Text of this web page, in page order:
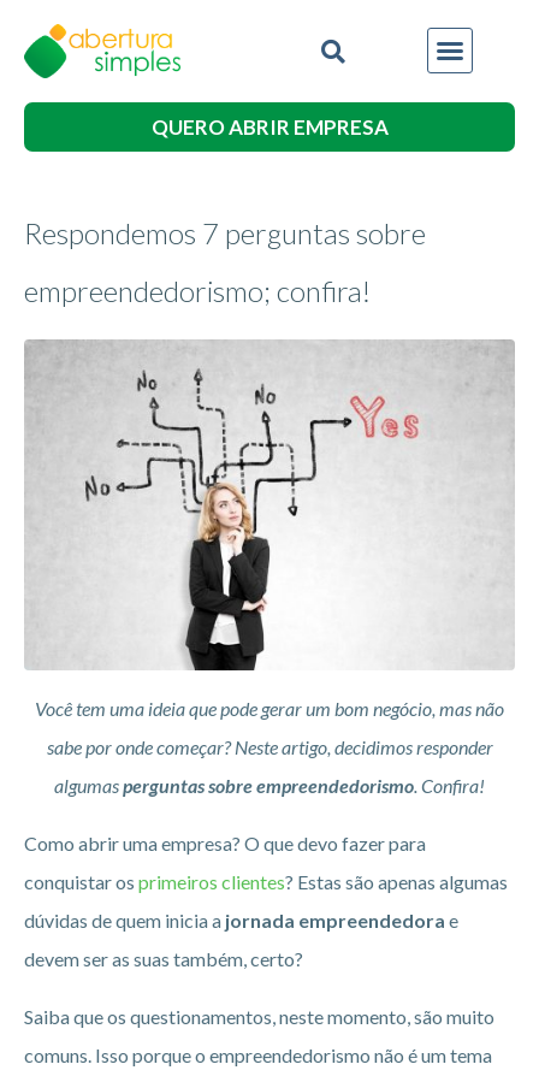
QUERO ABRIR EMPRESA
Respondemos 7 perguntas sobre
empreendedorismo; confira!
Você tem uma ideia que pode gerar um bom negócio, mas não
sabe por onde começar? Neste artigo, decidimos responder
algumasperguntas sobre empreendedorismo. Confira!
Como abrir uma empresa? O que devo fazer para
conquistar os primeiros clientes? Estas são apenas algumas
dúvidas de quem inicia a jornada empreendedora e
devem ser as suas também, certo?
Saiba que os questionamentos, neste momento, são muito
comuns. Isso porque o empreendedorismo não é um tema